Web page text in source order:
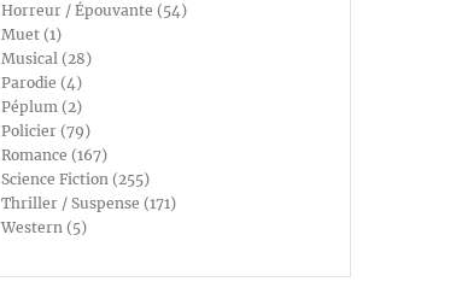
Horreur / Épouvante (54)
Muet (1)
Musical (28)
Parodie (4)
Péplum (2)
Policier (79)
Romance (167)
Science Fiction (255)
Thriller / Suspense (171)
Western (5)